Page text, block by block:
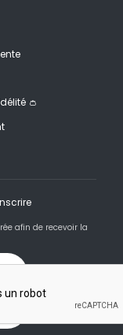
👛
afin de recevoir la